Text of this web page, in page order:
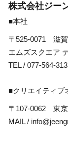
株式会社ジー
■本社
〒525-0071 滋
エムズスクエア
TEL / 077-564-
■クリエイティブ
〒107-0062 東
MAIL /